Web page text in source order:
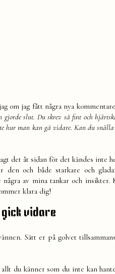
om jag fått några nya
slut. Du skrev så fint och
man kan gå vidare. Kan du
det åt sidan för det kändes inte
och både starkare och
av mina tankar och
klara dig!
vidare
Sätt er på golvet
du känner som du inte kan